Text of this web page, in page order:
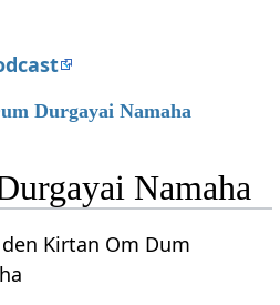
Durgayai Namaha
Namaha
Kirtan Om Dum